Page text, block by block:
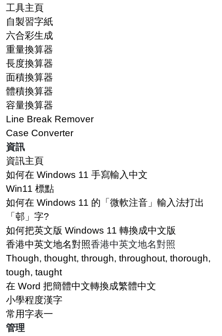
工具主頁
自製習字紙
六合彩生成
重量換算器
長度換算器
面積換算器
體積換算器
容量換算器
Line Break Remover
Case Converter
資訊
資訊主頁
如何在 Windows 11 手寫輸入中文
Win11 標點
如何在 Windows 11 的「微軟注音」輸入法打出
「邨」字?
如何把英文版 Windows 11 轉換成中文版
香港中英文地名對照香港中英文地名對照
Though, thought, through, throughout, thorough,
tough, taught
在 Word 把簡體中文轉換成繁體中文
小學程度漢字
常用字表一
管理